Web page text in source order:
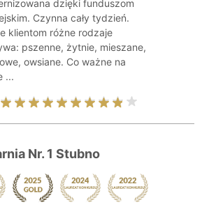
dzięki funduszom
Czynna cały tydzień.
klientom różne rodzaje
pszenne, żytnie, mieszane,
owsiane. Co ważne na
...
Nr. 1 Stubno